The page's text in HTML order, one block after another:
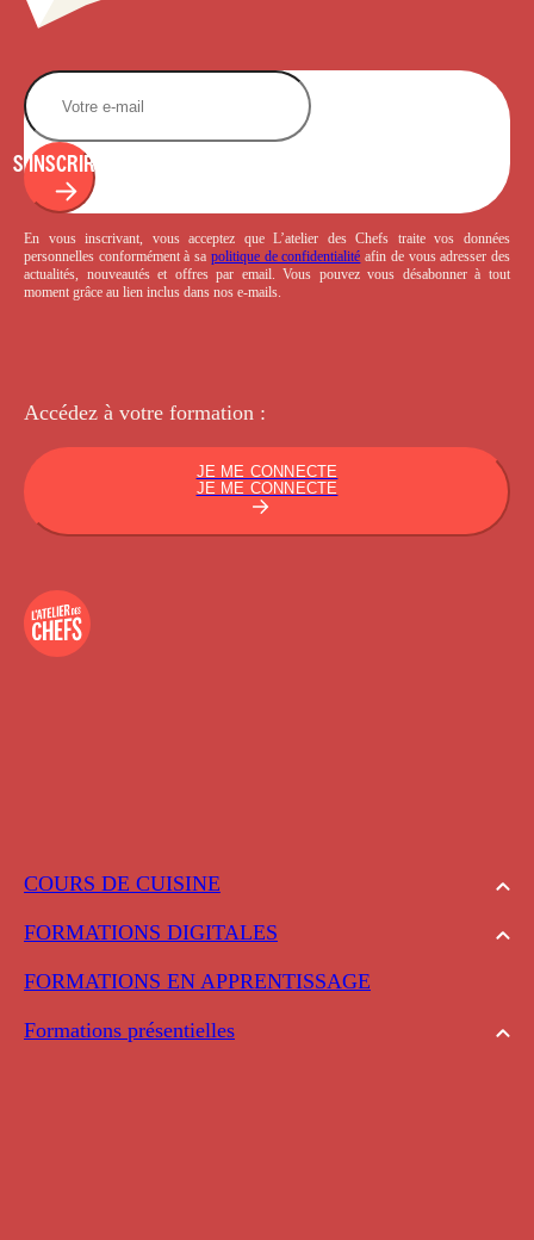
COURS DE CUISINE
FORMATIONS DIGITALES
FORMATIONS EN APPRENTISSAGE
Formations présentielles
S'INSCRIRE
En vous inscrivant, vous acceptez que L’atelier des Chefs traite vos données
personnelles conformément à sa politique de confidentialité afin de vous adresser des
actualités, nouveautés et offres par email. Vous pouvez vous désabonner à tout
moment grâce au lien inclus dans nos e-mails.
Accédez à votre formation :
JE ME CONNECTE
JE ME CONNECTE